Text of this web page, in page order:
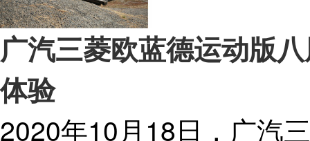
广汽三菱欧蓝德运动版
体验
2020年10月18日，广汽